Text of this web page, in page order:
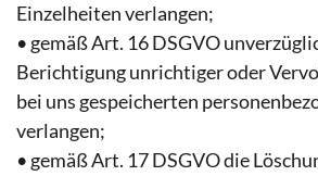
Einzelheiten verlangen;
• gemäß Art. 16 DSGVO
Berichtigung unrichtiger oder
bei uns gespeicherten
verlangen;
• gemäß Art. 17 DSGVO die